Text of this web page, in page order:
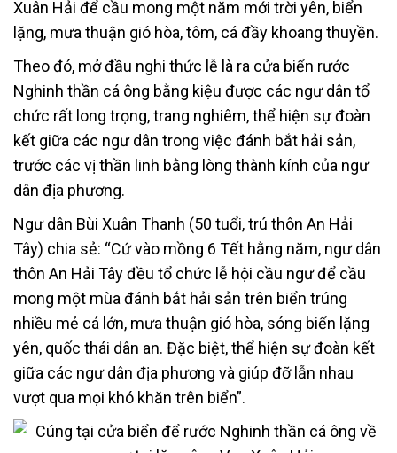
Xuân Hải để cầu mong một năm mới trời yên, biển
lặng, mưa thuận gió hòa, tôm, cá đầy khoang thuyền.
Theo đó, mở đầu nghi thức lễ là ra cửa biển rước
Nghinh thần cá ông bằng kiệu được các ngư dân tổ
chức rất long trọng, trang nghiêm, thể hiện sự đoàn
kết giữa các ngư dân trong việc đánh bắt hải sản,
trước các vị thần linh bằng lòng thành kính của ngư
dân địa phương.
Ngư dân Bùi Xuân Thanh (50 tuổi, trú thôn An Hải
Tây) chia sẻ: “Cứ vào mồng 6 Tết hằng năm, ngư dân
thôn An Hải Tây đều tổ chức lễ hội cầu ngư để cầu
mong một mùa đánh bắt hải sản trên biển trúng
nhiều mẻ cá lớn, mưa thuận gió hòa, sóng biển lặng
yên, quốc thái dân an. Đặc biệt, thể hiện sự đoàn kết
giữa các ngư dân địa phương và giúp đỡ lẫn nhau
vượt qua mọi khó khăn trên biển”.